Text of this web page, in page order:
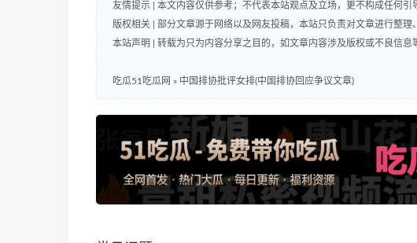
友情提示 | 本文内容仅供参考；不代表本站观点及立场，更不构成任何引
版权相关 | 部分文章源于网络以及网友投稿，本站只负责对文章进行整理
本站声明 | 转载为只为内容分享之目的，如文章内容涉及版权或不良信息
吃瓜51吃瓜网 » 中国排协批评女排(中国排协回应争议文章)